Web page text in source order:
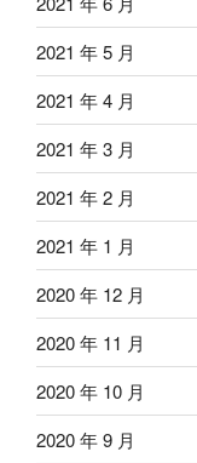
2021 年 5 月
2021 年 4 月
2021 年 3 月
2021 年 2 月
2021 年 1 月
2020 年 12 月
2020 年 11 月
2020 年 10 月
2020 年 9 月